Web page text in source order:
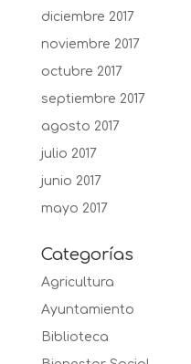
diciembre 2017
noviembre 2017
octubre 2017
septiembre 2017
agosto 2017
julio 2017
junio 2017
mayo 2017
Categorías
Agricultura
Ayuntamiento
Biblioteca